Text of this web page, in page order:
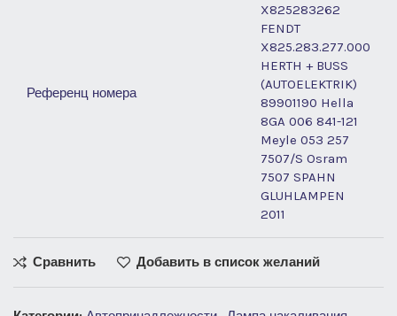
Референц номера
X825283262
FENDT
X825.283.277.000
HERTH + BUSS
(AUTOELEKTRIK)
89901190 Hella
8GA 006 841-121
Meyle 053 257
7507/S Osram
7507 SPAHN
GLUHLAMPEN
2011
Сравнить Добавить в список желаний